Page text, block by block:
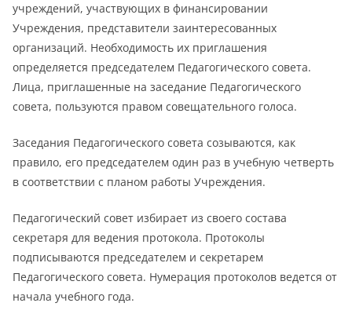
учреждений, участвующих в финансировании
Учреждения, представители заинтересованных
организаций. Необходимость их приглашения
определяется председателем Педагогического совета.
Лица, приглашенные на заседание Педагогического
совета, пользуются правом совещательного голоса.
Заседания Педагогического совета созываются, как
правило, его председателем один раз в учебную четверть
в соответствии с планом работы Учреждения.
Педагогический совет избирает из своего состава
секретаря для ведения протокола. Протоколы
подписываются председателем и секретарем
Педагогического совета. Нумерация протоколов ведется от
начала учебного года.